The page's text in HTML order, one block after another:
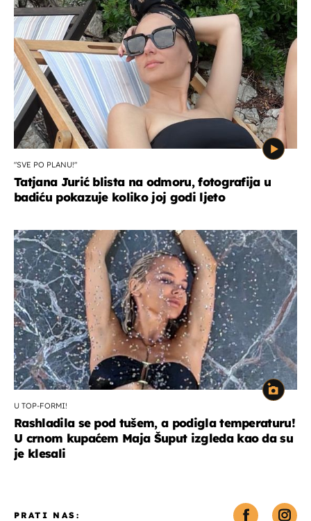
"SVE PO PLANU!"
Tatjana Jurić blista na odmoru, fotografija u
badiću pokazuje koliko joj godi ljeto
U TOP-FORMI!
Rashladila se pod tušem, a podigla temperaturu!
U crnom kupaćem Maja Šuput izgleda kao da su
je klesali
PRATI NAS: